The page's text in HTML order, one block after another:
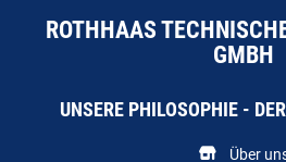
ROTHHAAS
GMBH
UNSERE PHILOSOPHIE -
Über